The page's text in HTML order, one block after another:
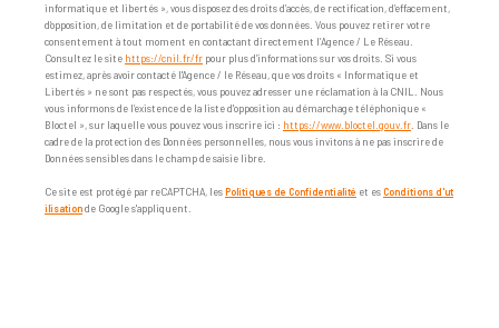
informatique et libertés », vous disposez des droits d’accès, de rectification, d’effacement,
d’opposition, de limitation et de portabilité de vos données. Vous pouvez retirer votre
consentement à tout moment en contactant directement l’Agence / Le Réseau.
Consultez le site https://cnil.fr/fr pour plus d’informations sur vos droits. Si vous
estimez, après avoir contacté l'Agence / le Réseau, que vos droits « Informatique et
Libertés » ne sont pas respectés, vous pouvez adresser une réclamation à la CNIL. Nous
vous informons de l’existence de la liste d'opposition au démarchage téléphonique «
Bloctel », sur laquelle vous pouvez vous inscrire ici : https://www.bloctel.gouv.fr . Dans le
cadre de la protection des Données personnelles, nous vous invitons à ne pas inscrire de
Données sensibles dans le champ de saisie libre.
Ce site est protégé par reCAPTCHA, lesPolitiques de Confidentialité et esConditions d'ut
ilisationde Google s'appliquent.